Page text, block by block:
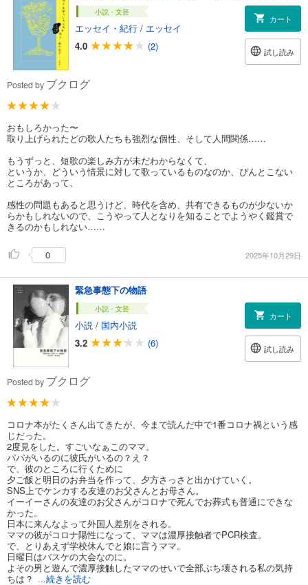
小説・文芸
エッセイ・紀行 / エッセイ
4.0
(2)
カート
試し読み
Posted by ブクログ
おもしろかった〜
取り上げられたどの歌人たちも強烈な個性、そして人間関係……
もうずっと、短歌の楽しみ方が未だわからなくて、
というか、どういう情景に対して歌っているものなのか、ぴんとこない
ところがあって、
感性の問題もあると思うけど、時代を含め、共有できるものが少ないか
らかもしれないので、こうやって人となりを知ることでようやく鑑賞で
きるのかもしれない……
0 2025年10月29日
緊急事態下の物語
小説・文芸
小説 / 国内小説
3.2
(6)
カート
試し読み
Posted by ブクログ
コロナ本がたくさん出てきたが、今まで読んだ中で1番コロナ禍という感
じだった。
2度見をした。すごいなぁこのママ。
パパがいるのに彼氏がいるの？え？
で、彼のところに行くために
夕ご飯と明日のお弁当を作って、夕方さっさと出かけていく。
SNS上でケンカする友達のお父さんとお母さん。
イーイーさんの友達のお父さんがコロナで死んでお葬式も普通にできな
かった。
日本に来んなよって外国人差別をされる。
ママの彼がコロナ陽性になって、ママは濃厚接触者でPCR検査。
で、とりあえず学校休んでと娘に言うママ。
日曜日はバスケの大会なのに。
よその男と遊んで濃厚接触したママのせいで全部ぶち壊される私の気持
ちは？
...続きを読む